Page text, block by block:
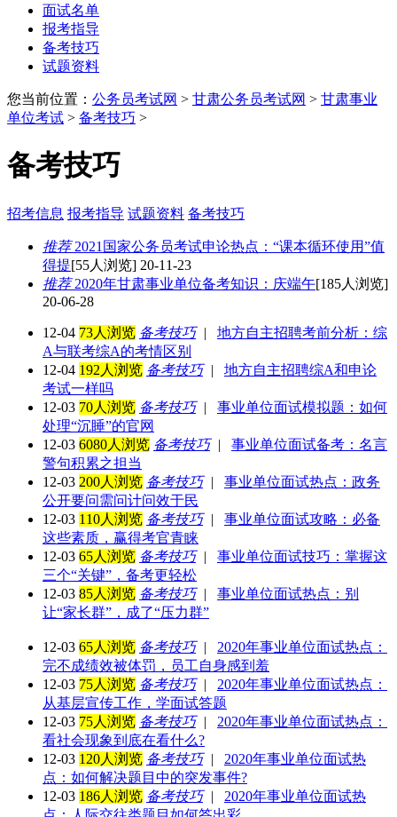
面试名单
报考指导
备考技巧
试题资料
您当前位置： 公务员考试网 > 甘肃公务员考试网 > 甘肃事业
单位考试 > 备考技巧 >
备考技巧
招考信息 报考指导 试题资料 备考技巧
推荐2021国家公务员考试申论热点：“课本循环使用”值
得提[55人浏览] 20-11-23
推荐2020年甘肃事业单位备考知识：庆端午[185人浏览]
20-06-28
12-04 73人浏览 备考技巧|
地方自主招聘考前分析：综
A与联考综A的考情区别
12-04 192人浏览 备考技巧|
地方自主招聘综A和申论
考试一样吗
12-03 70人浏览 备考技巧|
事业单位面试模拟题：如何
处理“沉睡”的官网
12-03 6080人浏览 备考技巧|
事业单位面试备考：名言
警句积累之担当
12-03 200人浏览 备考技巧|
事业单位面试热点：政务
公开要问需问计问效于民
12-03 110人浏览 备考技巧|
事业单位面试攻略：必备
这些素质，赢得考官青睐
12-03 65人浏览 备考技巧|
事业单位面试技巧：掌握这
三个“关键”，备考更轻松
12-03 85人浏览 备考技巧|
事业单位面试热点：别
让“家长群”，成了“压力群”
12-03 65人浏览 备考技巧|
2020年事业单位面试热点：
完不成绩效被体罚，员工自身感到羞
12-03 75人浏览 备考技巧|
2020年事业单位面试热点：
从基层宣传工作，学面试答题
12-03 75人浏览 备考技巧|
2020年事业单位面试热点：
看社会现象到底在看什么?
12-03 120人浏览 备考技巧|
2020年事业单位面试热
点：如何解决题目中的突发事件?
12-03 186人浏览 备考技巧|
2020年事业单位面试热